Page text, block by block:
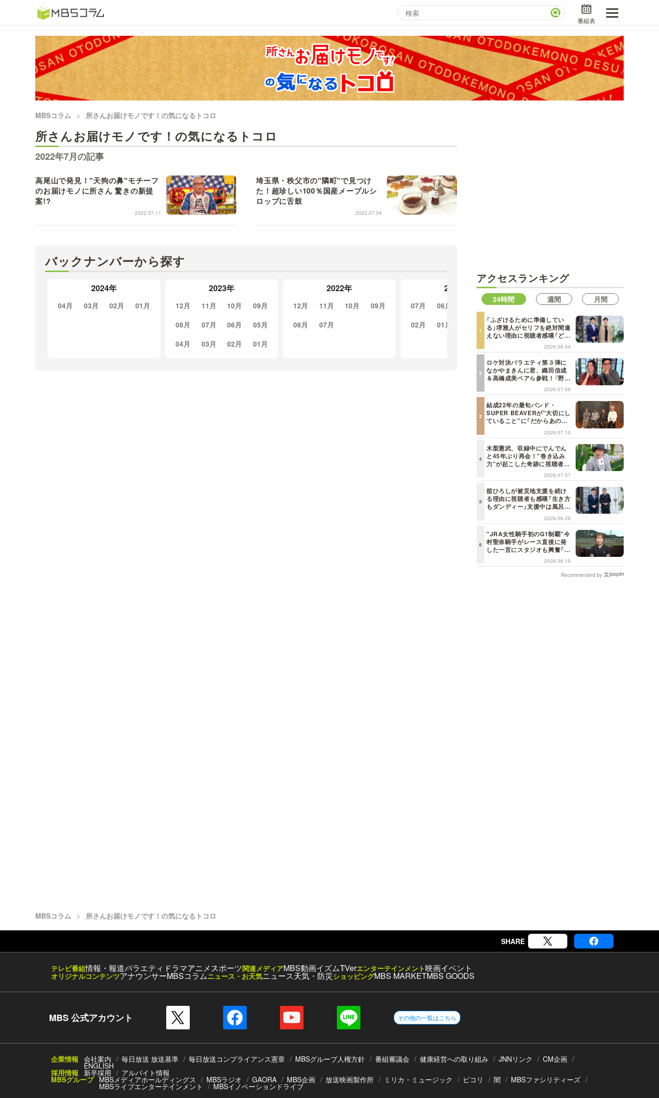
番組表
番組コラムから探す
日曜日の初耳学 復習編 エンタメMBS 3分で読める！『ザ・リーダー』たちの泣き笑い
もう一度楽しむプレバト サタプラ ～気になる情報をちょこっとプラス～ 所さんお届けモノです！の気になるトコロ
推しといつまでも
何が起こるかホンマにわからん！？「ごぶごぶ」のトリ
セツ
情熱大陸を読む
痛快！明石家電視台に、エエ話はいらんねん！
池上彰のニュース解説が読める！「生！池上彰×山里亮
MBSラグビーダイアリー
MBSコラム 所さんお届けモノです！の気になるトコロ
所さんお届けモノです！の気になるトコロ
2022年7月の記事
高尾山で発見！"天狗の鼻"モチーフ
のお届けモノに所さん 驚きの新提
案!?
2022.07.11
埼玉県・秩父市の"隣町"で見つけ
た！超珍しい100％国産メープルシ
ロップに舌鼓
2022.07.04
バックナンバーから探す
2024年
04月 03月 02月 01月
2023年
12月 11月 10月
09月
08月
07月 06月
05月
04月
03月 02月 01月
2022年
12月 11月 10月
09月
08月
07月
2020年
07月 06月
03月
02月
01月
2019年
12月 11月 10月
09月
08月
07月 06月
05月
03月 02月 01月
アクセスランキング
24時間 週間 月間
「ふざけるために準備してい
る」堺雅人がセリフを絶対間違
えない理由に視聴者感嘆「どん
な仕事にも当てはまる」【日曜
日の初耳学】
2026.08.04
ロケ対決バラエティ第３弾に
なかやまきんに君、織田信成
＆高橋成美ペアら参戦！『野々
村友紀子を黙らせろ！』１２日
（日）昼に放送！
2026.07.09
結成22年の最旬バンド・
SUPER BEAVERが"大切にし
ていること"に「だからあの歌
詞が届けられるんだ」共感の声
＜日曜日の初耳学＞ 2026.07.10
木梨憲武、収録中にでんでん
と45年ぶり再会！"巻き込み
力"が起こした奇跡に視聴者も
興奮「これがテレビの面白さだ
よね！」＜日曜日の初耳学＞
2026.07.07
舘ひろしが被災地支援を続け
る理由に視聴者も感嘆「生き方
もダンディー」支援中は風呂に
も入らず寝袋で寝泊まり【日曜
日の初耳学】
2026.06.26
"JRA女性騎手初のG1制覇"今
村聖奈騎手がレース直後に発
した一言にスタジオも興奮「こ
耳学＞
2026.06.19
Recommended by
MBSコラム 所さんお届けモノです！の気になるトコロ
SHARE
テレビ番組情報・報道バラエティ ドラマアニメスポーツ関連メディアMBS動画イズムTVerエンターテインメント映画イベント
オリジナルコンテンツアナウンサーMBSコラムニュース・お天気ニュース天気・防災 ショッピングMBS MARKETMBS GOODS
MBS 公式アカウント その他の一覧はこちら
企業情報 会社案内 毎日放送 放送基準 毎日放送コンプライアンス憲章 MBSグループ人権方針 番組審議会 健康経営への取り組み JNNリンク CM企画
ENGLISH
採用情報 新卒採用 アルバイト情報
MBSグループ MBSメディアホールディングス MBSラジオ GAORA MBS企画 放送映画製作所 ミリカ・ミュージック ピコリ 闇 MBSファシリティーズ
MBSライブエンターテインメント MBSイノベーションドライブ